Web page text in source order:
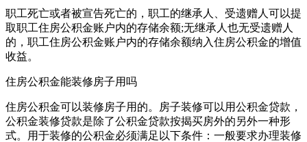
职工死亡或者被宣告死亡的，职工的继承人、受遗赠人可以提
取职工住房公积金账户内的存储余额;无继承人也无受遗赠人
的，职工住房公积金账户内的存储余额纳入住房公积金的增值
收益。
住房公积金能装修房子用吗
住房公积金可以装修房子用的。房子装修可以用公积金贷款，
公积金装修贷款是除了公积金贷款按揭买房外的另外一种形
式。用于装修的公积金必须满足以下条件：一般要求办理装修